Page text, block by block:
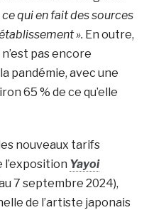
qui en fait des sources
». En outre,
pas encore
pandémie, avec une
65 % de ce qu’elle
nouveaux tarifs
l’exposition Yayoi
7 septembre 2024),
de l’artiste japonais